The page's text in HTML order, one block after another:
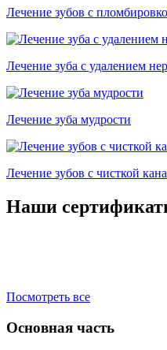
Лечение зубов с
Лечение зуба с удалением
Лечение зуба мудрости
Лечение зубов с чисткой
Наши
Посмотреть все
Основная часть